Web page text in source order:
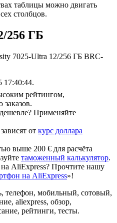
таблицы можно двигать
столбцов.
256 ГБ
7025-Ultra 12/256 ГБ BRC-
17:40:44.
рейтингом,
Применяйте
от курс доллара
выше 200 € для расчёта
таможенный калькулятор.
AliExpress? Прочтите нашу
на AliExpress»!
телефон, мобильный, сотовый,
aliexpress, обзор,
рейтинги, тесты.